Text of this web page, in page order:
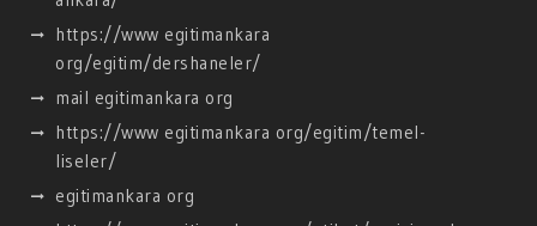
https://www egitimankara
org/egitim/dershaneler/
mail egitimankara org
https://www egitimankara org/egitim/temel-
liseler/
egitimankara org